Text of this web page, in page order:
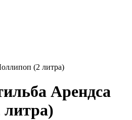
(2 литра)
Арендса